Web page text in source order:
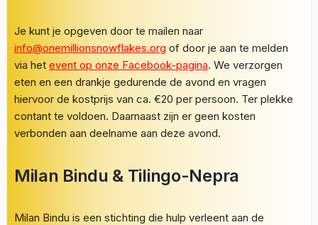
Je kunt je opgeven door te mailen naar
info@onemillionsnowflakes.org of door je aan te melden
via het event op onze Facebook-pagina. We verzorgen
eten en een drankje gedurende de avond en vragen
hiervoor de kostprijs van ca. €20 per persoon. Ter plekke
contant te voldoen. Daarnaast zijn er geen kosten
verbonden aan deelname aan deze avond.
Milan Bindu & Tilingo-Nepra
Milan Bindu is een stichting die hulp verleent aan de